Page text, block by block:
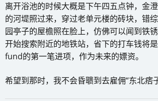
离开浴池的时候大概是下午四五点钟，金
的河堤照过来，穿过老单元楼的砖块，错
园亭子的屋檐照在脸上，仿佛可以闻到铁
开始搜索附近的地铁站，省下的打车钱将
fund的第一笔进项，作为未来的嫖资。
希望到那时，我不会昏聩到去雇佣“东北痞